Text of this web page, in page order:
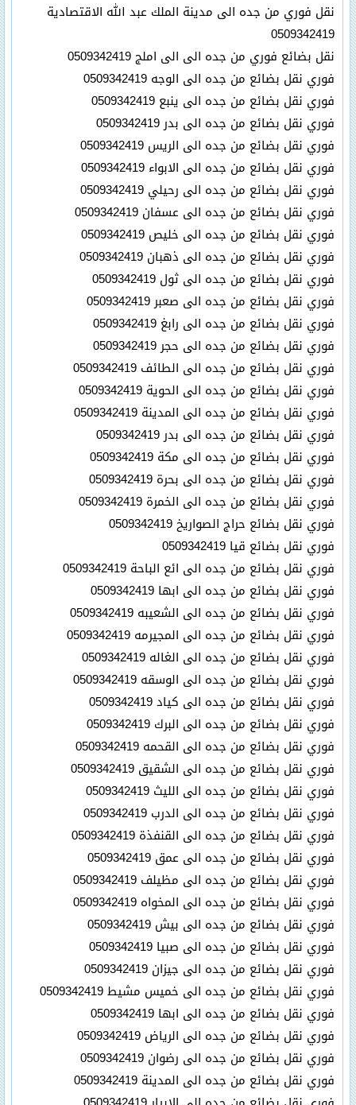
نقل فوري من جده الى مدينة الملك عبد الله الاقتصادية
0509342419
نقل بضائع فوري من جده الى الى املج 0509342419
فوري نقل بضائع من جده الى الوجه 0509342419
فوري نقل بضائع من جده الى ينبع 0509342419
فوري نقل بضائع من جده الى بدر 0509342419
فوري نقل بضائع من جده الى الريس 0509342419
فوري نقل بضائع من جده الى الابواء 0509342419
فوري نقل بضائع من جده الى رحيلي 0509342419
فوري نقل بضائع من جده الى عسفان 0509342419
فوري نقل بضائع من جده الى خليص 0509342419
فوري نقل بضائع من جده الى ذهبان 0509342419
فوري نقل بضائع من جده الى ثول 0509342419
فوري نقل بضائع من جده الى صعبر 0509342419
فوري نقل بضائع من جده الى رابغ 0509342419
فوري نقل بضائع من جده الى حجر 0509342419
فوري نقل بضائع من جده الى الطائف 0509342419
فوري نقل بضائع من جده الى الحوية 0509342419
فوري نقل بضائع من جده الى المدينة 0509342419
فوري نقل بضائع من جده الى بدر 0509342419
فوري نقل بضائع من جده الى مكة 0509342419
فوري نقل بضائع من جده الى بحرة 0509342419
فوري نقل بضائع من جده الى الخمرة 0509342419
فوري نقل بضائع حراج الصواريخ 0509342419
فوري نقل بضائع قيا 0509342419
فوري نقل بضائع من جده الى ائع الباحة 0509342419
فوري نقل بضائع من جده الى ابها 0509342419
فوري نقل بضائع من جده الى الشعيبه 0509342419
فوري نقل بضائع من جده الى المجيرمه 0509342419
فوري نقل بضائع من جده الى الغاله 0509342419
فوري نقل بضائع من جده الى الوسقه 0509342419
فوري نقل بضائع من جده الى كياد 0509342419
فوري نقل بضائع من جده الى البرك 0509342419
فوري نقل بضائع من جده الى القحمه 0509342419
فوري نقل بضائع من جده الى الشقيق 0509342419
فوري نقل بضائع من جده الى الليث 0509342419
فوري نقل بضائع من جده الى الدرب 0509342419
فوري نقل بضائع من جده الى القنفذة 0509342419
فوري نقل بضائع من جده الى عمق 0509342419
فوري نقل بضائع من جده الى مظيلف 0509342419
فوري نقل بضائع من جده الى المخواه 0509342419
فوري نقل بضائع من جده الى بيش 0509342419
فوري نقل بضائع من جده الى صبيا 0509342419
فوري نقل بضائع من جده الى جيزان 0509342419
فوري نقل بضائع من جده الى خميس مشيط 0509342419
فوري نقل بضائع من جده الى ابها 0509342419
فوري نقل بضائع من جده الى الرياض 0509342419
فوري نقل بضائع من جده الى رضوان 0509342419
فوري نقل بضائع من جده الى المدينة 0509342419